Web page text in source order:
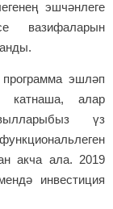
эшчәнлеге
вазифаларын
эшләп
алар
үз
акча ала. 2019
инвестиция